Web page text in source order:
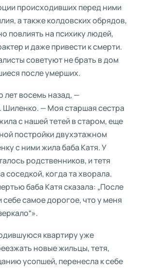
происходивших перед ними
а также колдовских обрядов,
повлиять на психику людей,
и даже привести к смерти.
советуют не брать в дом
после умерших.
лет восемь назад, —
Шиленко. — Моя старшая сестра
с нашей тетей в старом, еще
постройки двухэтажном
с ними жила баба Катя. У
родственников, и тетя
соседкой, когда та хворала.
баба Катя сказала: „После
себе самое дорогое, что у меня
квартиру уже
новые жильцы, тетя,
усопшей, перенесла к себе